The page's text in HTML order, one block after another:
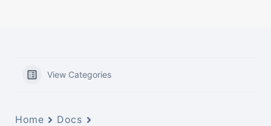
View Categories
Home Docs